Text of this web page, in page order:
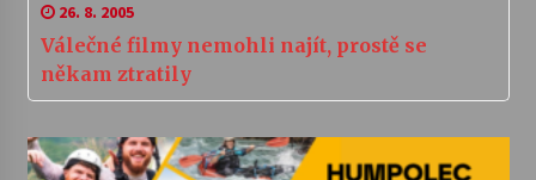
26. 8. 2005
Válečné filmy nemohli najít, prostě se
někam ztratily